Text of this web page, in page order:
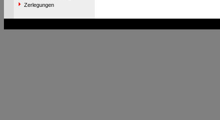
Zerlegungen